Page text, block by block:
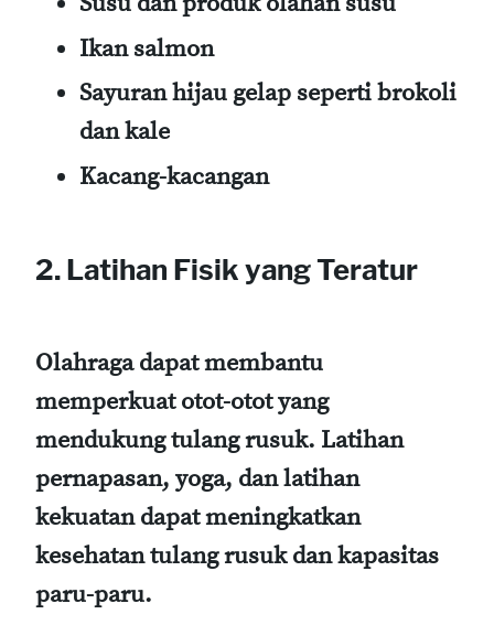
Ikan salmon
Sayuran hijau gelap seperti brokoli
dan kale
Kacang-kacangan
2. Latihan Fisik yang Teratur
Olahraga dapat membantu
memperkuat otot-otot yang
mendukung tulang rusuk. Latihan
pernapasan, yoga, dan latihan
kekuatan dapat meningkatkan
kesehatan tulang rusuk dan kapasitas
paru-paru.